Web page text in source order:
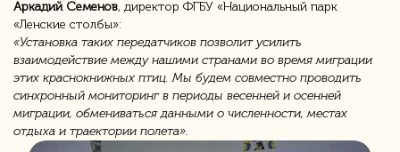
Аркадий Семенов, директор ФГБУ «Национальный парк
«Ленские столбы»:
«Установка таких передатчиков позволит усилить
взаимодействие между нашими странами во время миграции
этих краснокнижных птиц. Мы будем совместно проводить
синхронный мониторинг в периоды весенней и осенней
миграции, обмениваться данными о численности, местах
отдыха и траектории полета».